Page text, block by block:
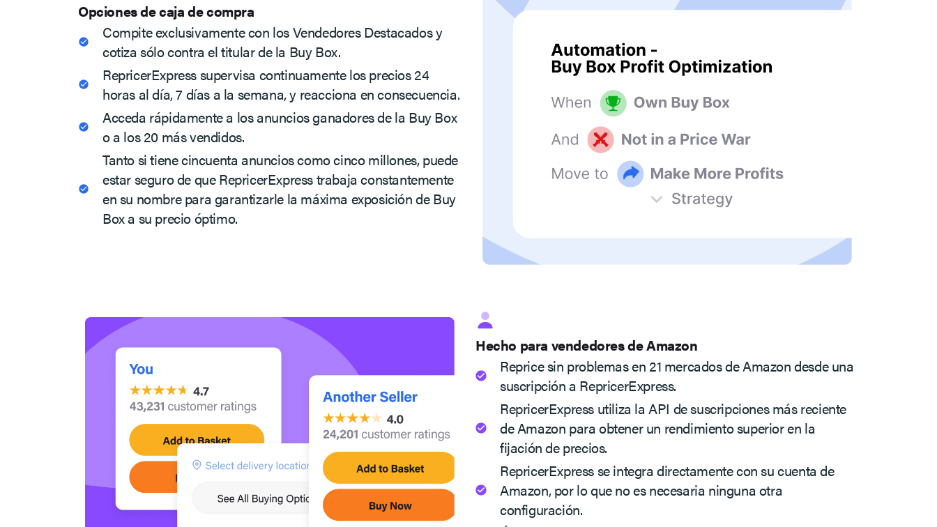
Opciones de caja de compra
Compite exclusivamente con los Vendedores Destacados y
cotiza sólo contra el titular de la Buy Box.
RepricerExpress supervisa continuamente los precios 24
horas al día, 7 días a la semana, y reacciona en consecuencia.
Acceda rápidamente a los anuncios ganadores de la Buy Box
o a los 20 más vendidos.
Tanto si tiene cincuenta anuncios como cinco millones, puede
estar seguro de que RepricerExpress trabaja constantemente
en su nombre para garantizarle la máxima exposición de Buy
Box a su precio óptimo.
Hecho para vendedores de Amazon
Reprice sin problemas en 21 mercados de Amazon desde una
suscripción a RepricerExpress.
RepricerExpress utiliza la API de suscripciones más reciente
de Amazon para obtener un rendimiento superior en la
fijación de precios.
RepricerExpress se integra directamente con su cuenta de
Amazon, por lo que no es necesaria ninguna otra
configuración.